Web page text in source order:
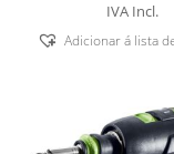
IVA Incl.
Adicionar á lista